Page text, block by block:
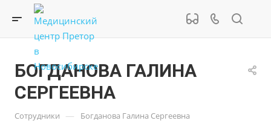
БОГДАНОВА ГАЛИНА
СЕРГЕЕВНА
Сотрудники — Богданова Галина Сергеевна